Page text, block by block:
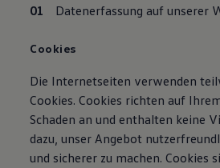
Datenerfassung auf unserer
Cookies
Die Internetseiten verwenden
Cookies. Cookies richten auf
Schaden an und enthalten keine
dazu, unser Angebot
und sicherer zu machen. Cookies